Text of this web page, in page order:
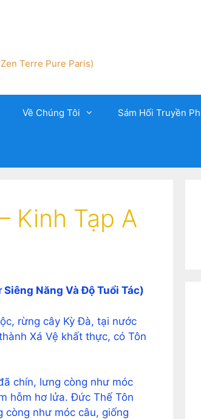
Terre Pure Paris)
Về Chúng Tôi Sám Hối Truyền
Kinh Tạp A
Năng Và Độ Tuổi Tác)
rừng cây Kỳ Đà, tại nước
Xá Vệ khất thực, có Tôn
chín, lưng còng như móc
hỗm hơ lửa. Đức Thế Tôn
còng như móc câu, giống